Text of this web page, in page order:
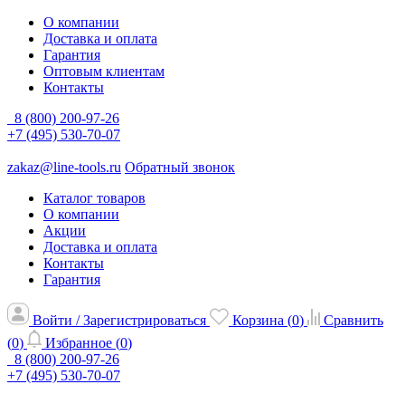
О компании
Доставка и оплата
Гарантия
Оптовым клиентам
Контакты
8 (800) 200-97-26
+7 (495) 530-70-07
zakaz@line-tools.ru Обратный звонок
Каталог товаров
О компании
Акции
Доставка и оплата
Контакты
Гарантия
Войти / Зарегистрироваться Корзина (0)
Сравнить
(0) Избранное (0)
8 (800) 200-97-26
+7 (495) 530-70-07